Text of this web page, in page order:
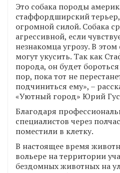
Это собака породы
стаффордширский
огромной силой. Собака
агрессивной, если
незнакомца угрозу. В
могут укусить. Так как
порода, он будет
пор, пока тот не
подчиниться ему», –
«Уютный город» Юрий
Благодаря
специалистов через
поместили в клетку.
В настоящее время
вольере на территории
бездомных животных на